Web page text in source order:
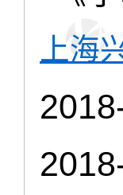
上海